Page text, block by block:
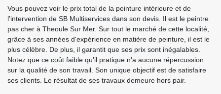
Vous pouvez voir le prix total de la peinture intérieure et de
l’intervention de SB Multiservices dans son devis. Il est le peintre
pas cher à Theoule Sur Mer. Sur tout le marché de cette localité,
grâce à ses années d'expérience en matière de peinture, il est le
plus célèbre. De plus, il garantit que ses prix sont inégalables.
Notez que ce coût faible qu’il pratique n’a aucune répercussion
sur la qualité de son travail. Son unique objectif est de satisfaire
ses clients. Le résultat de ses travaux demeure hors pair.